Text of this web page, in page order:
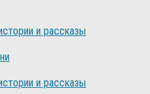
и рассказы
и рассказы